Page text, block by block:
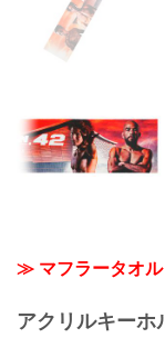
≫ マフラータオル
アクリルキーホ